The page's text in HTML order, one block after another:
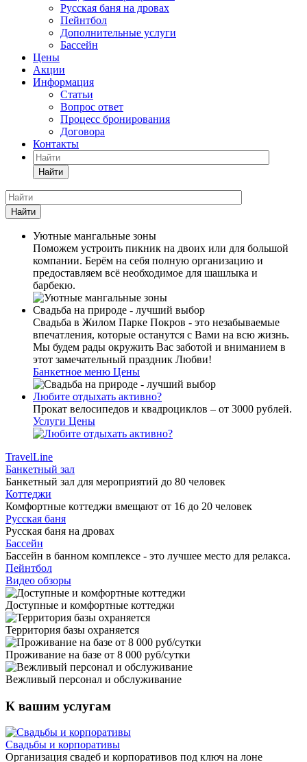
Русская баня на дровах
Пейнтбол
Дополнительные услуги
Бассейн
Цены
Акции
Информация
Статьи
Вопрос ответ
Процесс бронирования
Договора
Контакты
Найти
Найти
Уютные мангальные зоны
Поможем устроить пикник на двоих или для большой
компании. Берём на себя полную организацию и
предоставляем всё необходимое для шашлыка и
барбекю.
Свадьба на природе - лучший выбор
Свадьба в Жилом Парке Покров - это незабываемые
впечатления, которые останутся с Вами на всю жизнь.
Мы будем рады окружить Вас заботой и вниманием в
этот замечательный праздник Любви!
Банкетное меню Цены
Любите отдыхать активно?
Прокат велосипедов и квадроциклов – от 3000 рублей.
Услуги Цены
TravelLine
Банкетный зал
Банкетный зал для мероприятий до 80 человек
Коттеджи
Комфортные коттеджи вмещают от 16 до 20 человек
Русская баня
Русская баня на дровах
Бассейн
Бассейн в банном комплексе - это лучшее место для релакса.
Пейнтбол
Видео обзоры
Доступные и комфортные коттеджи
Территория базы охраняется
Проживание на базе от 8 000 руб/сутки
Вежливый персонал и обслуживание
К вашим услугам
Свадьбы и корпоративы
Организация свадеб и корпоративов под ключ на лоне